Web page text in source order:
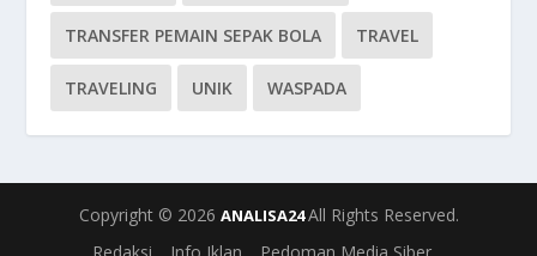
TRANSFER PEMAIN SEPAK BOLA TRAVEL
TRAVELING UNIK WASPADA
Copyright © 2026 ANALISA24All Rights Reserved.
Redaksi
Info Iklan Pedoman Media Siber